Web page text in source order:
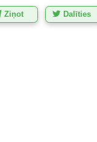
Ziņot Dalīties